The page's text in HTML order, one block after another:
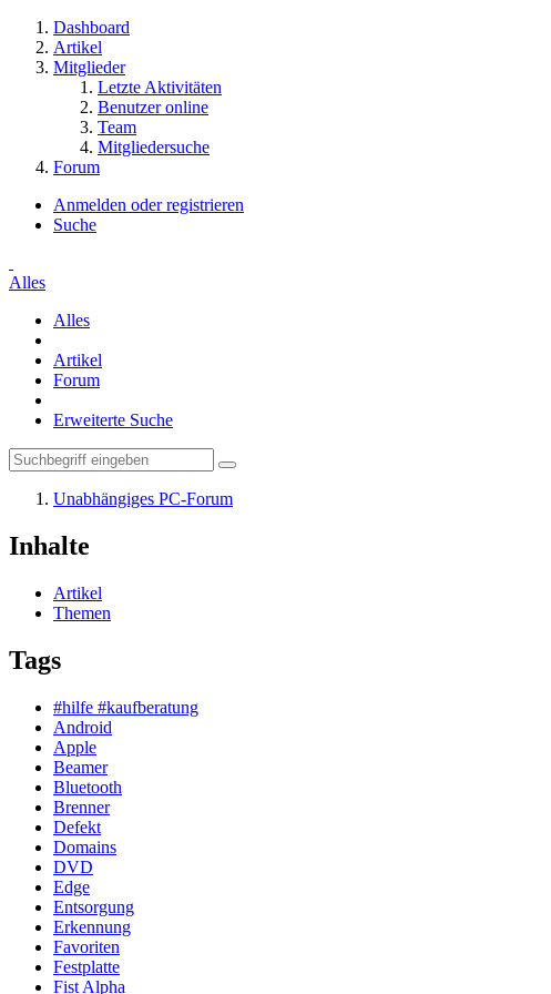
Dashboard
Artikel
Mitglieder
Letzte Aktivitäten
Benutzer online
Team
Mitgliedersuche
Forum
Anmelden oder registrieren
Suche
Alles
Alles
Artikel
Forum
Erweiterte Suche
Unabhängiges PC-Forum
Inhalte
Artikel
Themen
Tags
#hilfe #kaufberatung
Android
Apple
Beamer
Bluetooth
Brenner
Defekt
Domains
DVD
Edge
Entsorgung
Erkennung
Favoriten
Festplatte
Fist Alpha